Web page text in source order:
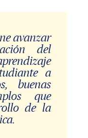
avanzar
del
a
buenas
que
de la